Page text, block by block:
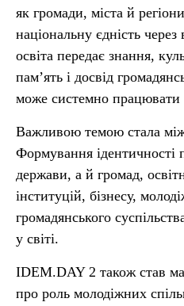
як громади, міста й
національну єдність через
освіта передає знання,
пам’ять і досвід
може системно працювати
Важливою темою стала
Формування ідентичності
держави, а й громад,
інституцій, бізнесу,
громадянського
у світі.
IDEM.DAY 2 також став
про роль молодіжних